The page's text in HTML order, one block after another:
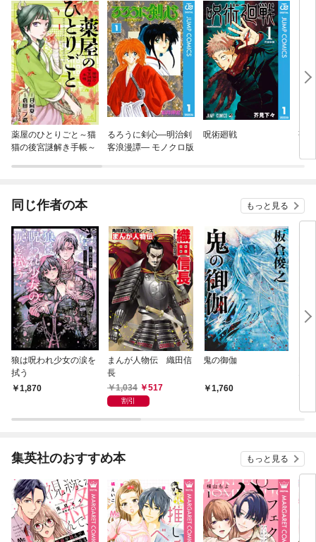
薬屋のひとりごと～猫
猫の後宮謎解き手帳～
るろうに剣心—明治剣
客浪漫譚— モノクロ版
呪術廻戦 蒼
同じ作者の本 もっと見る
狼は呪われ少女の涙を
拭う
1,870
まんが人物伝 織田信
長
1,034
517
割引
鬼の御伽
1,760
集英社のおすすめ本 もっと見る